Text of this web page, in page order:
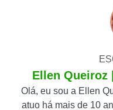
Ellen Queiroz
Olá, eu sou a Ellen
atuo há mais de 10